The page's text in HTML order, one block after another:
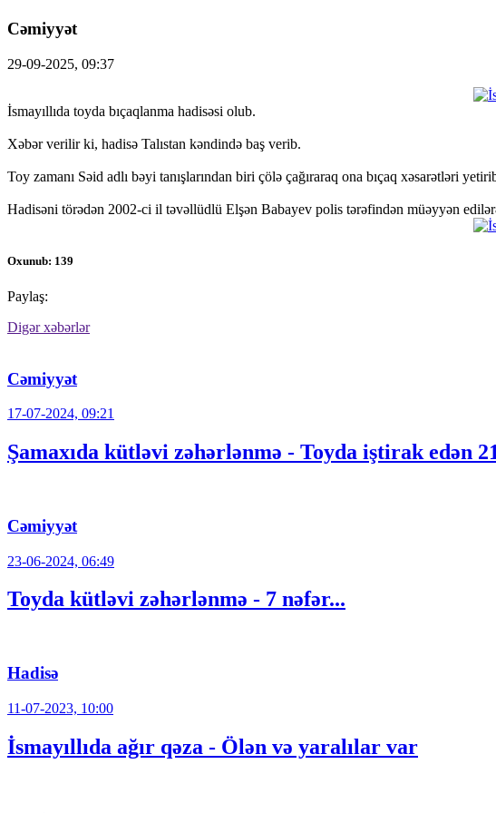
Cəmiyyət
29-09-2025, 09:37
İsmayıllıda toyda bıçaqlanma hadisəsi olub.
Xəbər verilir ki, hadisə Talıstan kəndində baş verib.
Toy zamanı Səid adlı bəyi tanışlarından biri çölə çağıraraq ona bıçaq xəsarətləri
Hadisəni törədən 2002-ci il təvəllüdlü Elşən Babayev polis tərəfindən müəyyən
Oxunub: 139
Paylaş:
Digər xəbərlər
Cəmiyyət
17-07-2024, 09:21
Şamaxıda kütləvi zəhərlənmə - Toyda iştirak edən
Cəmiyyət
23-06-2024, 06:49
Toyda kütləvi zəhərlənmə - 7 nəfər...
Hadisə
11-07-2023, 10:00
İsmayıllıda ağır qəza - Ölən və yaralılar var